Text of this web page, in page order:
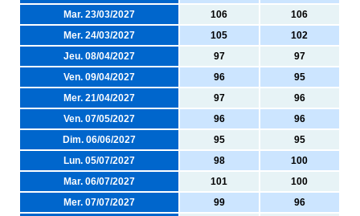
Mar. 23/03/2027
106
106
Mer. 24/03/2027
105
102
Jeu. 08/04/2027
97
97
Ven. 09/04/2027
96
95
Mer. 21/04/2027
97
96
Ven. 07/05/2027
96
96
Dim. 06/06/2027
95
95
Lun. 05/07/2027
98
100
Mar. 06/07/2027
101
100
Mer. 07/07/2027
99
96